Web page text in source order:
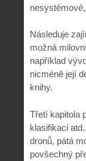
Následuje
možná
například
nicméně její
knihy.
Třetí kapitola
klasifikaci
dronů, pátá
povšechný